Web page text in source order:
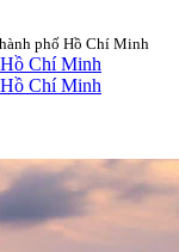
phố Hồ Chí Minh
Chí Minh
Chí Minh